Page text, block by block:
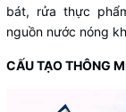
bát, rửa thực
nguồn nước nóng
CẤU TẠO THÔNG